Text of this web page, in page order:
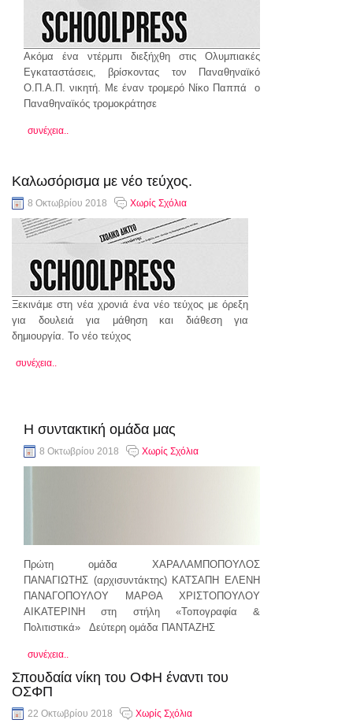
Ακόμα ένα ντέρμπι διεξήχθη στις Ολυμπιακές
Εγκαταστάσεις, βρίσκοντας τον Παναθηναϊκό
Ο.Π.Α.Π. νικητή. Με έναν τρομερό Νίκο Παππά ο
Παναθηναϊκός τρομοκράτησε
συνέχεια..
Καλωσόρισμα με νέο τεύχος.
8 Οκτωβρίου 2018 Χωρίς Σχόλια
Ξεκινάμε στη νέα χρονιά ένα νέο τεύχος με όρεξη
για δουλειά για μάθηση και διάθεση για
δημιουργία. Το νέο τεύχος
συνέχεια..
Η συντακτική ομάδα μας
8 Οκτωβρίου 2018 Χωρίς Σχόλια
Πρώτη ομάδα ΧΑΡΑΛΑΜΠΟΠΟΥΛΟΣ
ΠΑΝΑΓΙΩΤΗΣ (αρχισυντάκτης) ΚΑΤΣΑΠΗ ΕΛΕΝΗ
ΠΑΝΑΓΟΠΟΥΛΟΥ ΜΑΡΘΑ ΧΡΙΣΤΟΠΟΥΛΟΥ
ΑΙΚΑΤΕΡΙΝΗ στη στήλη «Τοπογραφία &
Πολιτιστικά» Δεύτερη ομάδα ΠΑΝΤΑΖΗΣ
συνέχεια..
Σπουδαία νίκη του ΟΦΗ έναντι του
ΟΣΦΠ
22 Οκτωβρίου 2018 Χωρίς Σχόλια